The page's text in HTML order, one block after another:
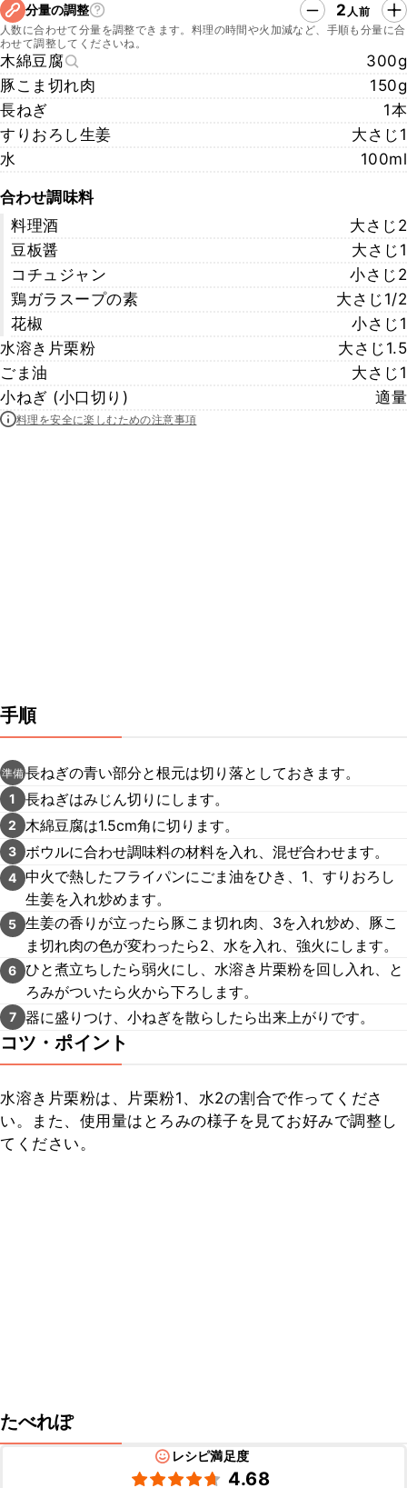
分量の調整 2 人前
人数に合わせて分量を調整できます。料理の時間や火加減など、手順も分量に合
わせて調整してくださいね。
木綿豆腐
300g
豚こま切れ肉
150g
長ねぎ
1本
すりおろし生姜
大さじ1
水
100ml
合わせ調味料
料理酒
大さじ2
豆板醤
大さじ1
コチュジャン
小さじ2
鶏ガラスープの素
大さじ1/2
花椒
小さじ1
水溶き片栗粉
大さじ1.5
ごま油
大さじ1
小ねぎ (小口切り)
適量
料理を安全に楽しむための注意事項
手順
準備長ねぎの青い部分と根元は切り落としておきます。
1 長ねぎはみじん切りにします。
2 木綿豆腐は1.5cm角に切ります。
3 ボウルに合わせ調味料の材料を入れ、混ぜ合わせます。
4 中火で熱したフライパンにごま油をひき、1、すりおろし
生姜を入れ炒めます。
5 生姜の香りが立ったら豚こま切れ肉、3を入れ炒め、豚こ
ま切れ肉の色が変わったら2、水を入れ、強火にします。
6 ひと煮立ちしたら弱火にし、水溶き片栗粉を回し入れ、と
ろみがついたら火から下ろします。
7 器に盛りつけ、小ねぎを散らしたら出来上がりです。
コツ・ポイント
水溶き片栗粉は、片栗粉1、水2の割合で作ってくださ
い。また、使用量はとろみの様子を見てお好みで調整し
てください。
たべれぽ
レシピ満足度
4.68